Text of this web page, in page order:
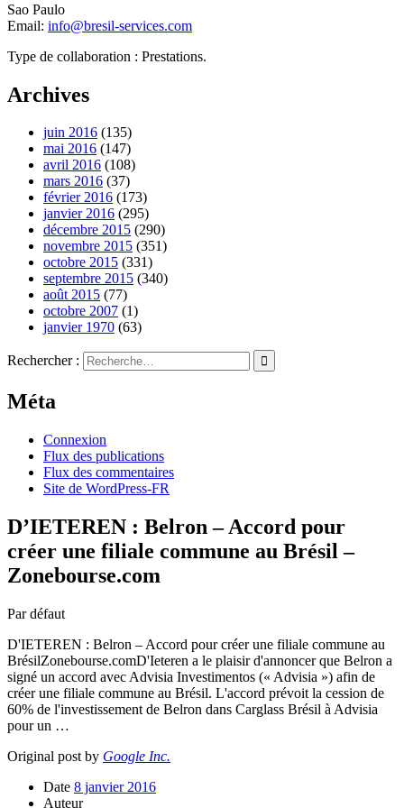
Sao Paulo
Email: info@bresil-services.com
Type de collaboration : Prestations.
Archives
juin 2016 (135)
mai 2016 (147)
avril 2016 (108)
mars 2016 (37)
février 2016 (173)
janvier 2016 (295)
décembre 2015 (290)
novembre 2015 (351)
octobre 2015 (331)
septembre 2015 (340)
août 2015 (77)
octobre 2007 (1)
janvier 1970 (63)
Rechercher :
Méta
Connexion
Flux des publications
Flux des commentaires
Site de WordPress-FR
D’IETEREN : Belron – Accord pour
créer une filiale commune au Brésil –
Zonebourse.com
Par défaut
D'IETEREN : Belron – Accord pour créer une filiale commune au
BrésilZonebourse.comD'Ieteren a le plaisir d'annoncer que Belron a
signé un accord avec Advisia Investimentos (« Advisia ») afin de
créer une filiale commune au Brésil. L'accord prévoit la cession de
60% de l'investissement de Belron dans Carglass Brésil à Advisia
pour un …
Original post by Google Inc.
Date 8 janvier 2016
Auteur